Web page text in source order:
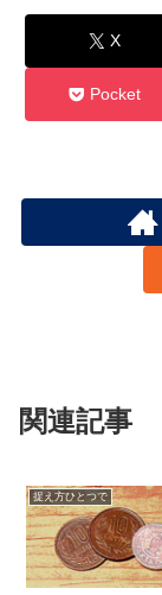
X
Pocket
関連記事
捉え方ひとつで